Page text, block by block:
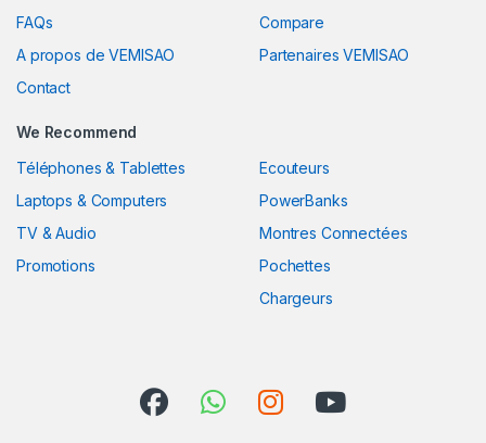
FAQs
A propos de VEMISAO
Contact
Compare
Partenaires VEMISAO
We Recommend
Téléphones & Tablettes
Laptops & Computers
TV & Audio
Promotions
Ecouteurs
PowerBanks
Montres Connectées
Pochettes
Chargeurs